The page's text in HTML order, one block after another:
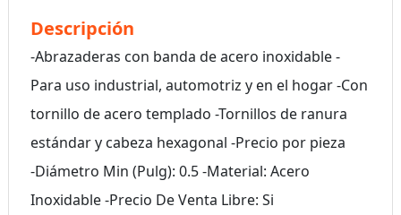
Descripción
-Abrazaderas con banda de acero inoxidable -
Para uso industrial, automotriz y en el hogar -Con
tornillo de acero templado -Tornillos de ranura
estándar y cabeza hexagonal -Precio por pieza
-Diámetro Min (Pulg): 0.5 -Material: Acero
Inoxidable -Precio De Venta Libre: Si